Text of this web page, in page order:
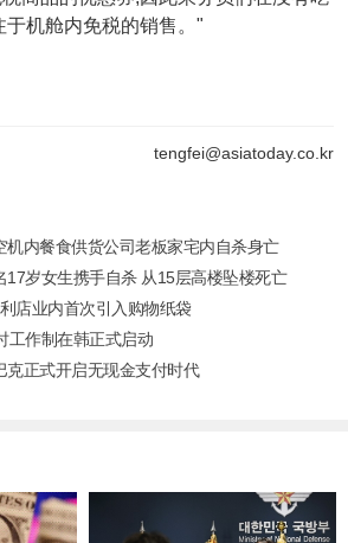
机舱内免税的销售。"
tengfei@asiatoday.co.kr
内餐食供货公司老板家宅内自杀身亡
岁女生携手自杀 从15层高楼坠楼死亡
店业内首次引入购物纸袋
工作制在韩正式启动
正式开启无现金支付时代